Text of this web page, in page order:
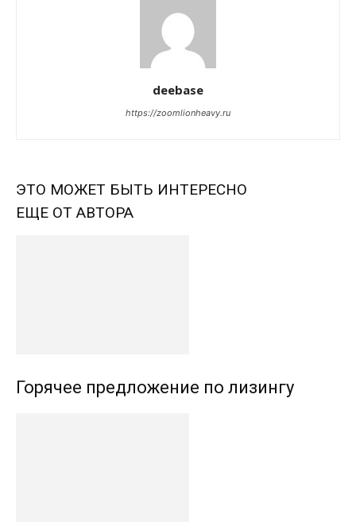
deebase
https://zoomlionheavy.ru
ЭТО МОЖЕТ БЫТЬ ИНТЕРЕСНО
ЕЩЕ ОТ АВТОРА
Горячее предложение по лизингу